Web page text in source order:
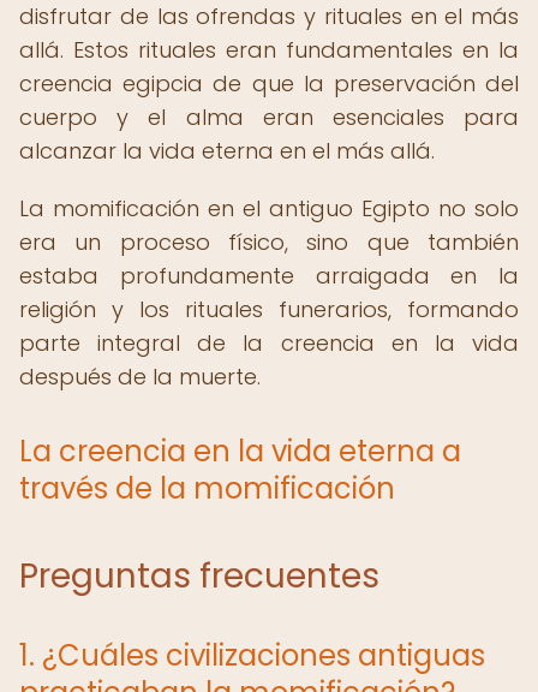
disfrutar de las ofrendas y rituales en el más
allá. Estos rituales eran fundamentales en la
creencia egipcia de que la preservación del
cuerpo y el alma eran esenciales para
alcanzar la vida eterna en el más allá.
La momificación en el antiguo Egipto no solo
era un proceso físico, sino que también
estaba profundamente arraigada en la
religión y los rituales funerarios, formando
parte integral de la creencia en la vida
después de la muerte.
La creencia en la vida eterna a
través de la momificación
Preguntas frecuentes
1. ¿Cuáles civilizaciones antiguas